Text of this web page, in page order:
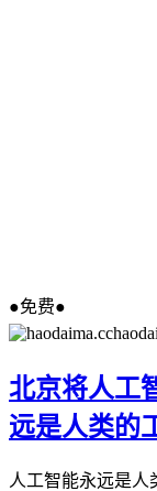
●免费●
北京将人工
远是人类的
人工智能永远是人